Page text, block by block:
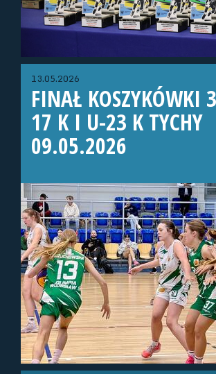
13.05.2026
FINAŁ KOSZYKÓWKI
17 K I U-23 K TYCHY
09.05.2026